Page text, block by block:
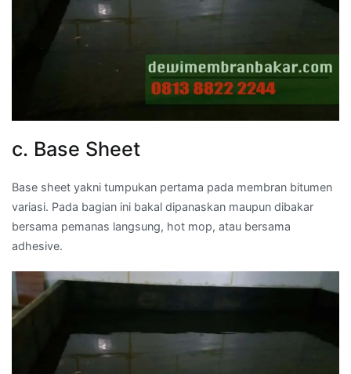
c. Base Sheet
Base sheet yakni tumpukan pertama pada membran bitumen
variasi. Pada bagian ini bakal dipanaskan maupun dibakar
bersama pemanas langsung, hot mop, atau bersama
adhesive.